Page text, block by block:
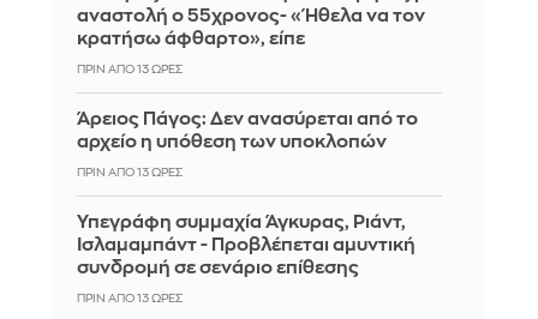
αναστολή ο 55χρονος- «Ήθελα να τον
κρατήσω άφθαρτο», είπε
ΠΡΙΝ ΑΠΌ 13 ΏΡΕΣ
Άρειος Πάγος: Δεν ανασύρεται από το
αρχείο η υπόθεση των υποκλοπών
ΠΡΙΝ ΑΠΌ 13 ΏΡΕΣ
Υπεγράφη συμμαχία Άγκυρας, Ριάντ,
Ισλαμαμπάντ - Προβλέπεται αμυντική
συνδρομή σε σενάριο επίθεσης
ΠΡΙΝ ΑΠΌ 13 ΏΡΕΣ